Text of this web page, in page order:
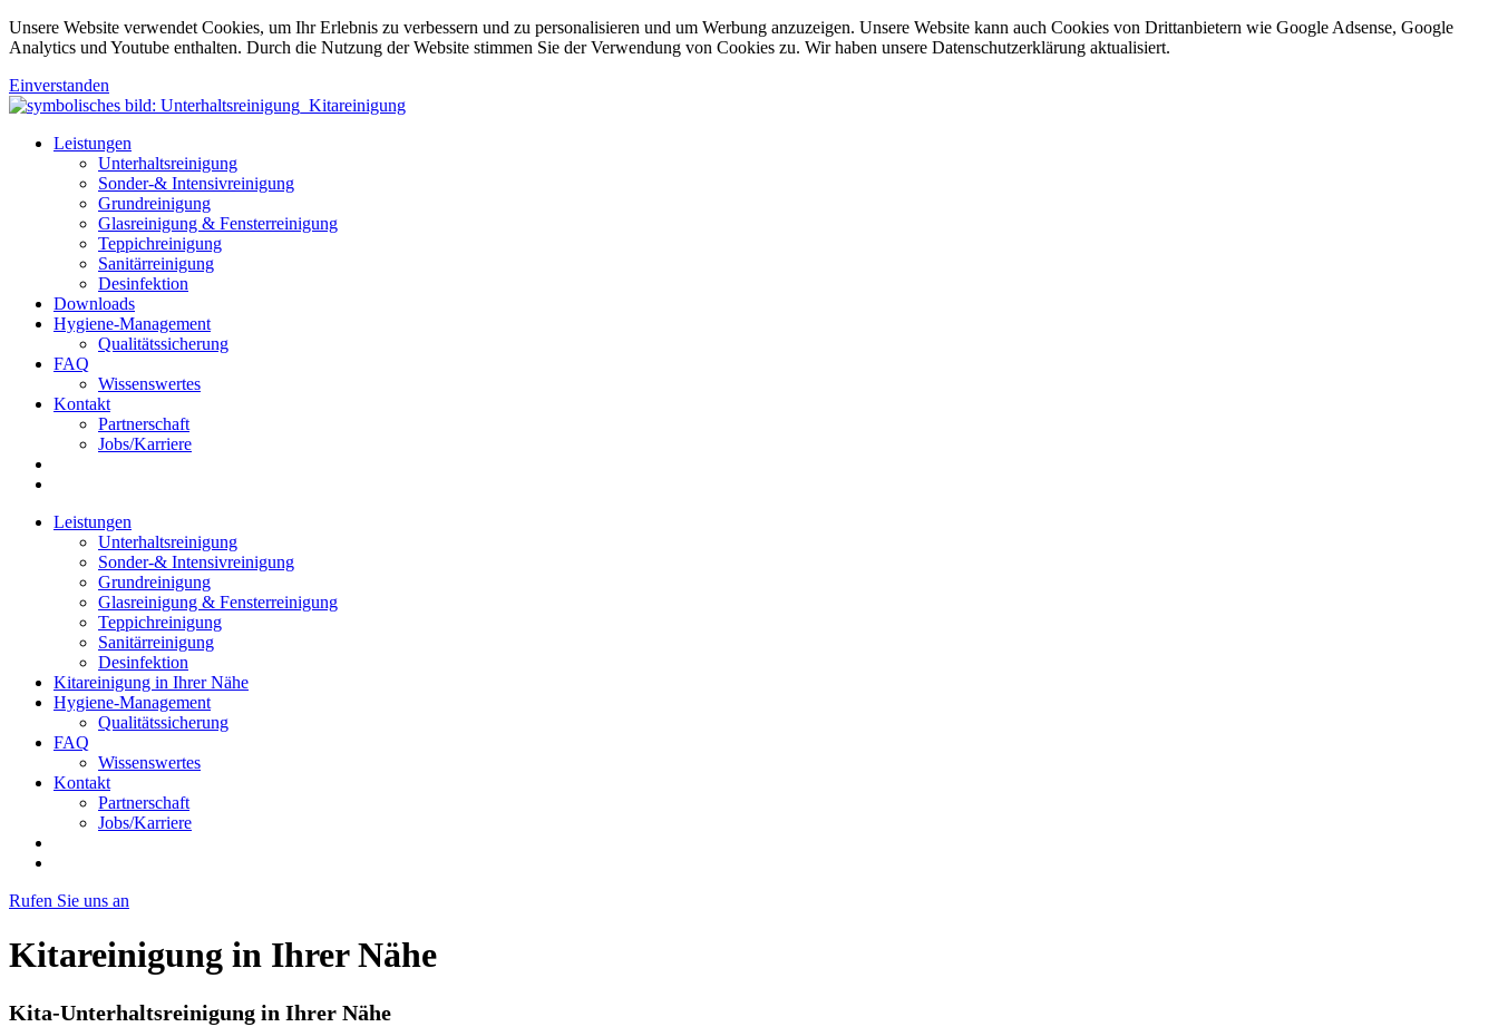
Unsere Website verwendet Cookies, um Ihr Erlebnis zu verbessern und zu personalisieren und um Werbung anzuzeigen. Unsere Website kann auch Cookies von Drittanbietern wie Google Adsense, Google
Analytics und Youtube enthalten. Durch die Nutzung der Website stimmen Sie der Verwendung von Cookies zu. Wir haben unsere Datenschutzerklärung aktualisiert.
Einverstanden
Leistungen
Unterhaltsreinigung
Sonder-& Intensivreinigung
Grundreinigung
Glasreinigung & Fensterreinigung
Teppichreinigung
Sanitärreinigung
Desinfektion
Downloads
Hygiene-Management
Qualitätssicherung
FAQ
Wissenswertes
Kontakt
Partnerschaft
Jobs/Karriere
Leistungen
Unterhaltsreinigung
Sonder-& Intensivreinigung
Grundreinigung
Glasreinigung & Fensterreinigung
Teppichreinigung
Sanitärreinigung
Desinfektion
Kitareinigung in Ihrer Nähe
Hygiene-Management
Qualitätssicherung
FAQ
Wissenswertes
Kontakt
Partnerschaft
Jobs/Karriere
Rufen Sie uns an
Kitareinigung in Ihrer Nähe
Kita-Unterhaltsreinigung in Ihrer Nähe